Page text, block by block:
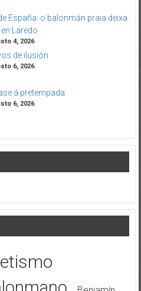
España: o balonmán praia deixa
Laredo
4, 2026
de ilusión
6, 2026
á pretempada
6, 2026